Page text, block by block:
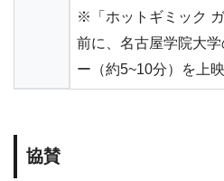
※「ホットギミック
前に、名古屋学院大
ー（約5~10分）を上映
協賛